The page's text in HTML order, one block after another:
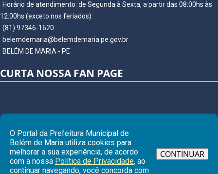
Horário de atendimento: de Segunda à Sexta, a partir das 08:00hs às
12:00hs (exceto nos feriados)
(81) 97346-1620
belemdemaria@belemdemaria.pe.gov.br
BELÉM DE MARIA - PE
CURTA NOSSA FAN PAGE
O Portal da Prefeitura Municipal de
Belém de Maria utiliza cookies para
melhorar a sua experiência, de acordo
com a nossa Política de Privacidade, ao
continuar navegando, você concorda com
CONTINUAR